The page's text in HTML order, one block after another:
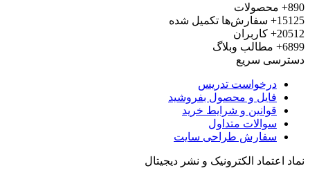
محصولات
سفارش‌ها تکمیل شده
کاربران
مطالب وبلاگ
سریع
درخواست تدریس
فایل و محصول بفروشید
قوانین و شرایط خرید
سوالات متداول
سفارش طراحی سایت
اعتماد الکترونیک و نشر دیجیتال